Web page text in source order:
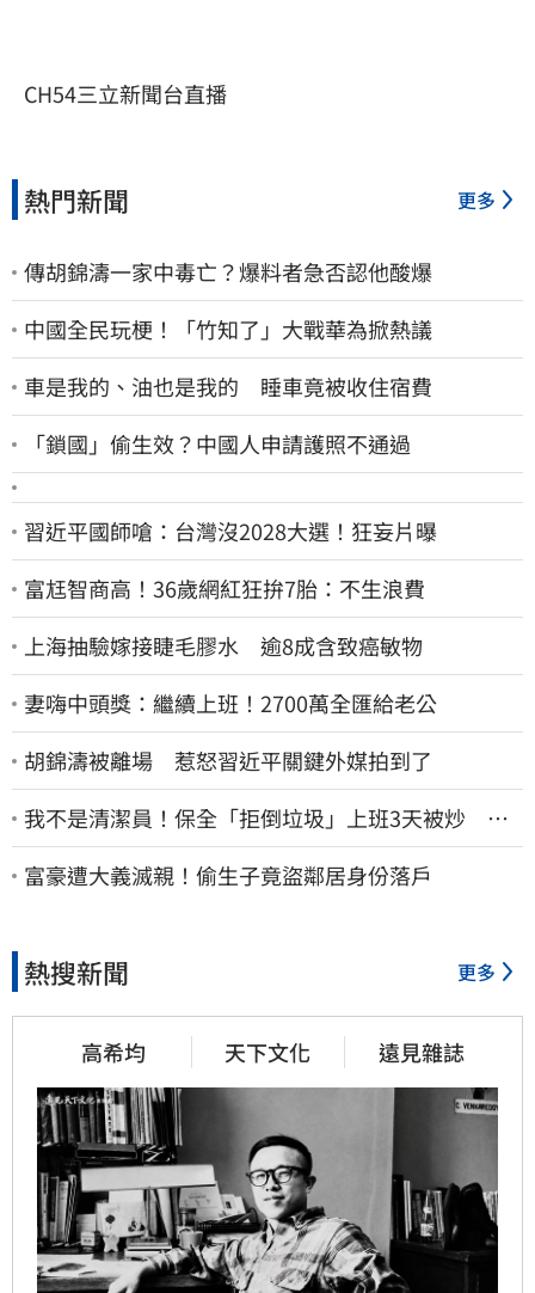
CH54三立新聞台直播
熱門新聞 更多
傳胡錦濤一家中毒亡？爆料者急否認他酸爆
中國全民玩梗！「竹知了」大戰華為掀熱議
車是我的、油也是我的 睡車竟被收住宿費
「鎖國」偷生效？中國人申請護照不通過
習近平國師嗆：台灣沒2028大選！狂妄片曝
富尪智商高！36歲網紅狂拚7胎：不生浪費
上海抽驗嫁接睫毛膠水 逾8成含致癌敏物
妻嗨中頭獎：繼續上班！2700萬全匯給老公
胡錦濤被離場 惹怒習近平關鍵外媒拍到了
我不是清潔員！保全「拒倒垃圾」上班3天被炒 找
法院討公道結果出爐
富豪遭大義滅親！偷生子竟盜鄰居身份落戶
熱搜新聞 更多
高希均 天下文化 遠見雜誌